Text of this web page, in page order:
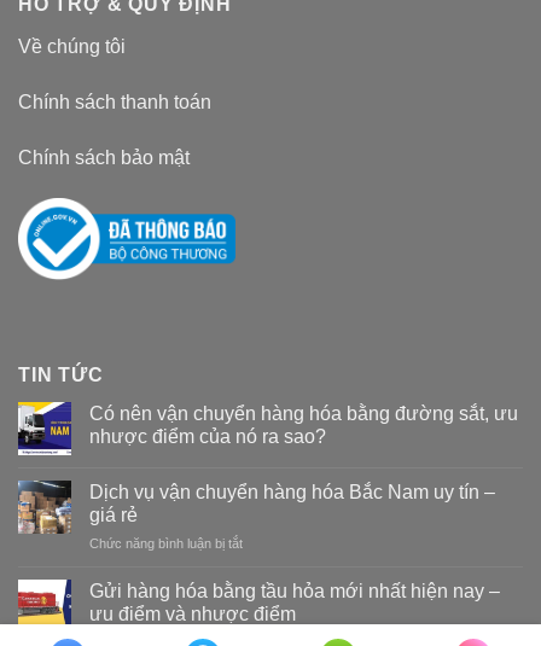
HỖ TRỢ & QUY ĐỊNH
Về chúng tôi
Chính sách thanh toán
Chính sách bảo mật
TIN TỨC
Có nên vận chuyển hàng hóa bằng đường sắt, ưu
nhược điểm của nó ra sao?
Dịch vụ vận chuyển hàng hóa Bắc Nam uy tín –
giá rẻ
Chức năng bình luận bị tắt
vụ
vận
chuyển
Gửi hàng hóa bằng tầu hỏa mới nhất hiện nay –
ưu điểm và nhược điểm